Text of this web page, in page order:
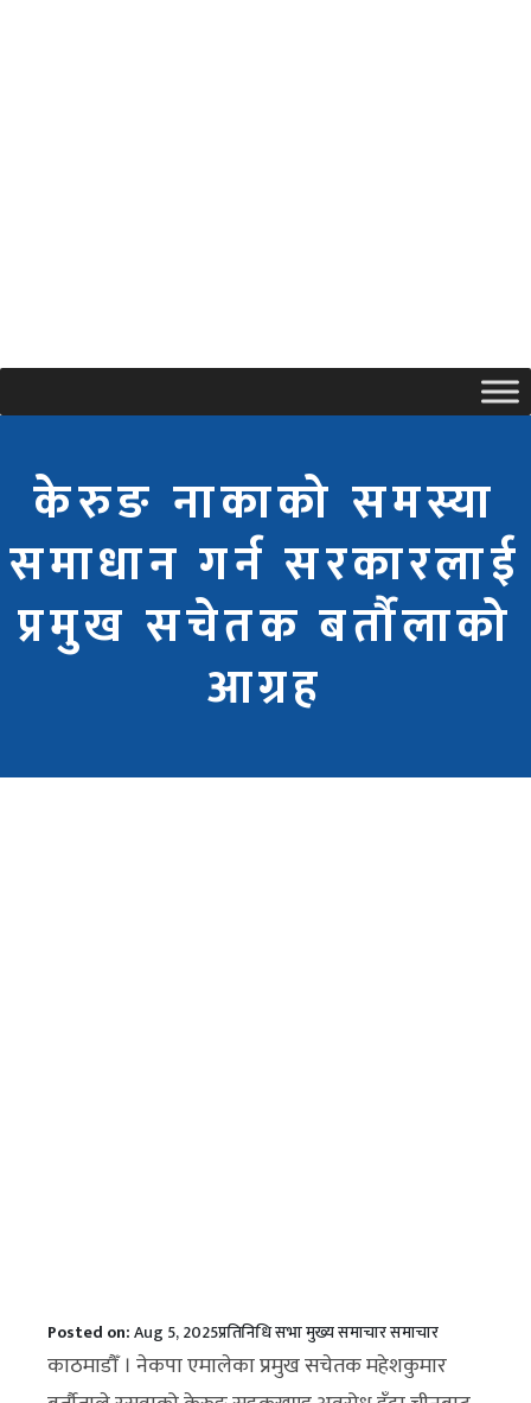
केरुङ नाकाको समस्या
समाधान गर्न सरकारलाई
प्रमुख सचेतक बर्तौलाको
आग्रह
Posted on:Aug 5, 2025प्रतिनिधि सभामुख्य समाचारसमाचार
काठमाडौँ । नेकपा एमालेका प्रमुख सचेतक महेशकुमार